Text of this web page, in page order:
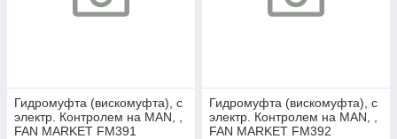
Гидромуфта (вискомуфта), с
электр. Контролем на MAN, ,
FAN MARKET FM391
Гидромуфта (вискомуфта), с
электр. Контролем на MAN, ,
FAN MARKET FM392